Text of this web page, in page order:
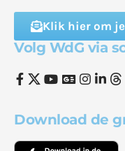
Klik hier om
Volg WdG via
Download de